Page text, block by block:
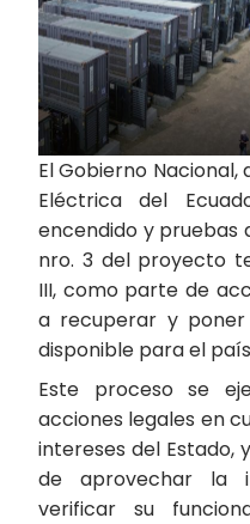
El Gobierno
Eléctrica del
encendido y pruebas
nro. 3 del proyecto
III, como parte de
a recuperar y
disponible para el
Este proceso se
acciones legales en
intereses del Estado,
de aprovechar la
verificar su